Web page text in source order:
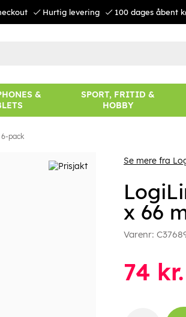
Hurtig levering 100 dages åbent
&
SPORT, FRITID &
HOBBY
6-pack
Se mere fra
x 66
Varenr:
74 kr.